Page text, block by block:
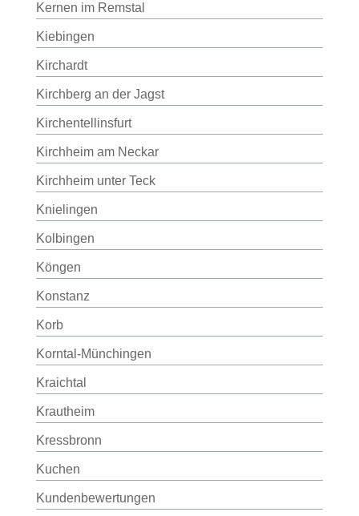
Kernen im Remstal
Kiebingen
Kirchardt
Kirchberg an der Jagst
Kirchentellinsfurt
Kirchheim am Neckar
Kirchheim unter Teck
Knielingen
Kolbingen
Köngen
Konstanz
Korb
Korntal-Münchingen
Kraichtal
Krautheim
Kressbronn
Kuchen
Kundenbewertungen